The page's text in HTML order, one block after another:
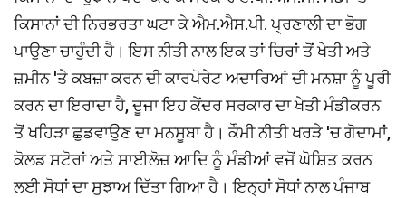
ਕਿਸਾਨਾਂ ਦੀ ਨਿਰਭਰਤਾ ਘਟਾ ਕੇ ਐਮ.ਐਸ.ਪੀ. ਪ੍ਰਣਾਲੀ ਦਾ ਭੋਗ
ਪਾਉਣਾ ਚਾਹੁੰਦੀ ਹੈ। ਇਸ ਨੀਤੀ ਨਾਲ ਇਕ ਤਾਂ ਚਿਰਾਂ ਤੋਂ ਖੇਤੀ ਅਤੇ
ਜ਼ਮੀਨ 'ਤੇ ਕਬਜ਼ਾ ਕਰਨ ਦੀ ਕਾਰਪੋਰੇਟ ਅਦਾਰਿਆਂ ਦੀ ਮਨਸ਼ਾ ਨੂੰ ਪੂਰੀ
ਕਰਨ ਦਾ ਇਰਾਦਾ ਹੈ, ਦੂਜਾ ਇਹ ਕੇਂਦਰ ਸਰਕਾਰ ਦਾ ਖੇਤੀ ਮੰਡੀਕਰਨ
ਤੋਂ ਖਹਿੜਾ ਛੁਡਵਾਉਣ ਦਾ ਮਨਸੂਬਾ ਹੈ। ਕੌਮੀ ਨੀਤੀ ਖਰੜੇ 'ਚ ਗੋਦਾਮਾਂ,
ਕੋਲਡ ਸਟੋਰਾਂ ਅਤੇ ਸਾਈਲੋਜ਼ ਆਦਿ ਨੂੰ ਮੰਡੀਆਂ ਵਜੋਂ ਘੋਸ਼ਿਤ ਕਰਨ
ਲਈ ਸੋਧਾਂ ਦਾ ਸੁਝਾਅ ਦਿੱਤਾ ਗਿਆ ਹੈ। ਇਨ੍ਹਾਂ ਸੋਧਾਂ ਨਾਲ ਪੰਜਾਬ